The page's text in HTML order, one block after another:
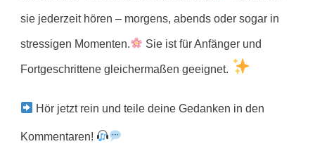
sie jederzeit hören – morgens, abends oder sogar in
stressigen Momenten. Sie ist für Anfänger und
Fortgeschrittene gleichermaßen geeignet.
Hör jetzt rein und teile deine Gedanken in den
Kommentaren!